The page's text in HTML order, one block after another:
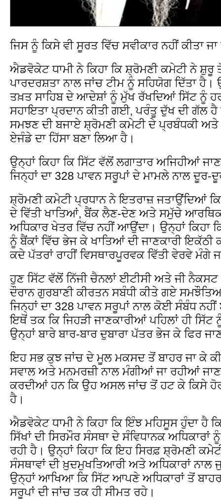
ਜਿਸ ਨੂੰ ਕਿਸੇ ਵੀ ਸੂਰਤ ਵਿੱਚ ਸਵੀਕਾਰ ਨਹੀਂ ਕੀਤਾ
ਐਡਵੋਕੇਟ ਧਾਮੀ ਨੇ ਕਿਹਾ ਕਿ ਸ਼੍ਰੋਮਣੀ ਕਮੇਟੀ ਨੇ ਸ਼ੁਰੂ
ਪਾਰਦਰਸ਼ਤਾ ਨਾਲ ਜਾਂਚ ਟੀਮ ਨੂੰ ਸਹਿਯੋਗ ਦਿੱਤਾ ਹੈ।
ਤਖ਼ਤ ਸਾਹਿਬ ਦੇ ਆਦੇਸ਼ਾਂ ਨੂੰ ਮੁੱਖ ਰੱਖਦਿਆਂ ਸਿੱਟ ਨੂੰ
ਸਹਾਇਤਾ ਪ੍ਰਦਾਨ ਕੀਤੀ ਗਈ, ਪਰੰਤੂ ਦੁੱਖ ਦੀ ਗੱਲ
ਸਮਝਣ ਦੀ ਬਜਾਏ ਸ਼੍ਰੋਮਣੀ ਕਮੇਟੀ ਦੇ ਪ੍ਰਬੰਧਕੀ
ਏਜੰਡੇ ਦਾ ਹਿੱਸਾ ਬਣਾ ਲਿਆ ਹੈ।
ਉਨ੍ਹਾਂ ਕਿਹਾ ਕਿ ਸਿੱਟ ਵੱਲੋਂ ਲਗਾਤਾਰ ਅਜਿਹੀਆਂ
ਜਿਨ੍ਹਾਂ ਦਾ 328 ਪਾਵਨ ਸਰੂਪਾਂ ਦੇ ਮਾਮਲੇ ਨਾਲ
ਸ਼੍ਰੋਮਣੀ ਕਮੇਟੀ ਪ੍ਰਧਾਨ ਨੇ ਇਤਰਾਜ਼ ਜਤਾਉਂਦਿਆਂ
ਦੇ ਵਿੱਤੀ ਖਾਤਿਆਂ, ਬੈਂਕ ਲੈਣ-ਦੇਣ ਅਤੇ ਸਮੁੱਚੇ
ਅਧਿਕਾਰ ਖੇਤਰ ਵਿੱਚ ਨਹੀਂ ਆਉਂਦਾ। ਉਨ੍ਹਾਂ
ਨੂੰ ਬੈਂਕਾਂ ਵਿੱਚ ਭੇਜ ਕੇ ਖਾਤਿਆਂ ਦੀ ਜਾਣਕਾਰੀ
ਕਦੇ ਪੱਤਰਾਂ ਰਾਹੀਂ ਵਿਸਥਾਰਪੂਰਵਕ ਵਿੱਤੀ ਵੇਰਵੇ ਮੰਗੇ
ਹੁਣ ਸਿੱਟ ਵੱਲੋਂ ਨਿੱਜੀ ਚੈਨਲਾਂ ਈਟੀਸੀ ਅਤੇ ਜੀ
ਦੌਰਾਨ ਗੁਰਬਾਣੀ ਕੀਰਤਨ ਸਬੰਧੀ ਕੀਤੇ ਗਏ
ਜਿਨ੍ਹਾਂ ਦਾ 328 ਪਾਵਨ ਸਰੂਪਾਂ ਨਾਲ ਕੋਈ ਸੰਬੰਧ ਨਹੀਂ
ਇਥੋਂ ਤਕ ਕਿ ਜਿਹੜੀ ਜਾਣਕਾਰੀਆਂ ਪਹਿਲਾਂ ਹੀ
ਉਨ੍ਹਾਂ ਬਾਰੇ ਬਾਰ-ਬਾਰ ਦੁਬਾਰਾ ਪੱਤਰ ਭੇਜ ਕੇ ਫਿਰ
ਇਹ ਸਭ ਕੁਝ ਜਾਂਚ ਦੇ ਮੂਲ ਮਕਸਦ ਤੋਂ ਬਾਹਰ ਜਾ ਕੇ
ਸਵਾਲ ਅਤੇ ਮਨਮਰਜ਼ੀ ਨਾਲ ਮੰਗੀਆਂ ਜਾ ਰਹੀਆਂ
ਕਰਦੀਆਂ ਹਨ ਕਿ ਉਹ ਅਸਲ ਜਾਂਚ ਤੋਂ ਹਟ ਕੇ ਕਿਸੇ
ਹੈ।
ਐਡਵੋਕੇਟ ਧਾਮੀ ਨੇ ਕਿਹਾ ਕਿ ਇੰਝ ਮਹਿਸੂਸ ਹੁੰਦਾ ਹੈ
ਸਿੱਖਾਂ ਦੀ ਸਿਰਮੌਰ ਸੰਸਥਾ ਦੇ ਸੰਵਿਧਾਨਕ ਅਧਿਕਾਰਾਂ
ਰਹੀ ਹੈ। ਉਨ੍ਹਾਂ ਕਿਹਾ ਕਿ ਇਹ ਸਿਰਫ਼ ਸ਼੍ਰੋਮਣੀ
ਸੰਸਥਾਵਾਂ ਦੀ ਖ਼ੁਦਮੁਖਤਿਆਰੀ ਅਤੇ ਅਧਿਕਾਰਾਂ ਨਾਲ
ਉਨ੍ਹਾਂ ਆਖਿਆ ਕਿ ਸਿੱਟ ਆਪਣੇ ਅਧਿਕਾਰਾਂ ਤੋਂ
ਸਰੂਪਾਂ ਦੀ ਜਾਂਚ ਤਕ ਹੀ ਸੀਮਤ ਰਹੇ।